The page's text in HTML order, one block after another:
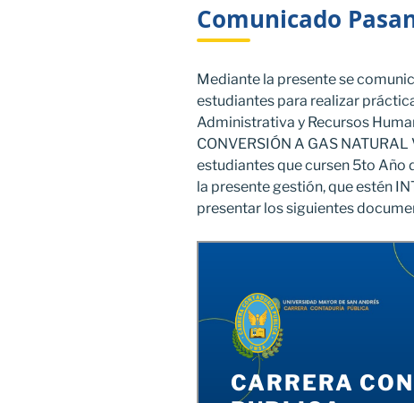
Comunicado
Mediante la presente se
estudiantes para realizar
Administrativa y Recursos
CONVERSIÓN A GAS
estudiantes que cursen 5to Año
la presente gestión, que estén
presentar los siguientes